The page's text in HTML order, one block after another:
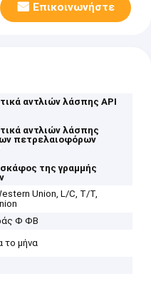
Επικοινωνήστε
αντλιών λάσπης API
αντλιών λάσπης
πετρελαιοφόρων
της γραμμής
Union, L/C, T/T,
Φ ΦΒ
το μήνα